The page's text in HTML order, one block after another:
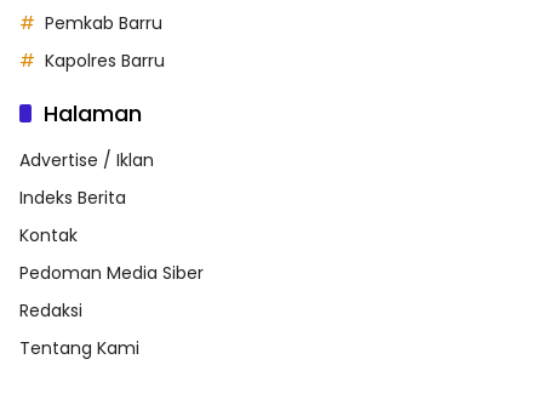
Pemkab Barru
Kapolres Barru
Halaman
Advertise / Iklan
Indeks Berita
Kontak
Pedoman Media Siber
Redaksi
Tentang Kami